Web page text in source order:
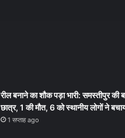
रील बनाने का शौक पड़ा भारी: समस्तीपुर की
छात्र, 1 की मौत, 6 को स्थानीय लोगों ने
1 सप्ताह ago